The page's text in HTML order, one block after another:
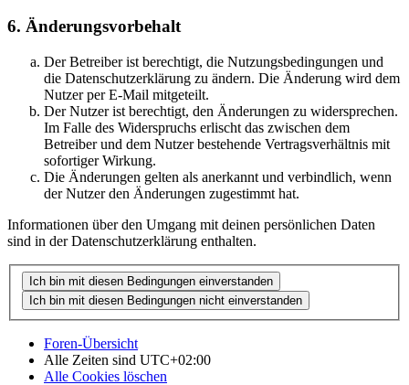
6. Änderungsvorbehalt
Der Betreiber ist berechtigt, die Nutzungsbedingungen und
die Datenschutzerklärung zu ändern. Die Änderung wird dem
Nutzer per E-Mail mitgeteilt.
Der Nutzer ist berechtigt, den Änderungen zu widersprechen.
Im Falle des Widerspruchs erlischt das zwischen dem
Betreiber und dem Nutzer bestehende Vertragsverhältnis mit
sofortiger Wirkung.
Die Änderungen gelten als anerkannt und verbindlich, wenn
der Nutzer den Änderungen zugestimmt hat.
Informationen über den Umgang mit deinen persönlichen Daten
sind in der Datenschutzerklärung enthalten.
Foren-Übersicht
Alle Zeiten sind UTC+02:00
Alle Cookies löschen